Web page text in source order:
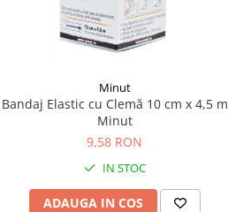
Minut
Bandaj Elastic cu Clemă 10 cm x 4,5 m
Minut
9,58 RON
IN STOC
ADAUGA IN COS